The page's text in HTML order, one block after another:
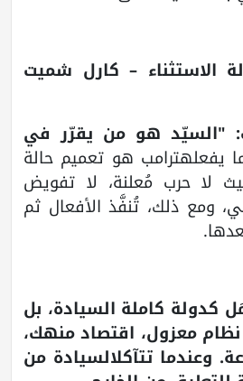
الاستثناء – كارل شميت
"السيّد هو من يقرّر في
يفعلهترامب هو تعميم حالة
حيث لا حرب مُعلنة، لا تفويض
ومع ذلك، تُنفَّذ الأفعال ثم
كدولة كاملة السيادة، بل
معزول، اقتصاد منهك،
وعندما تتآكلالسيادة من